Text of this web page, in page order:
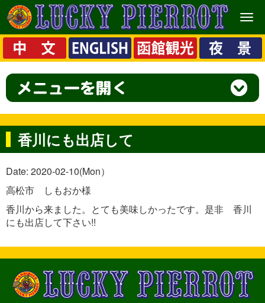
メ
ニ
ュ
ー
香川にも出店して
Date: 2020-02-10(Mon）
高松市 しもおか様
香川から来ました。とても美味しかったです。是非 香川
にも出店して下さい!!